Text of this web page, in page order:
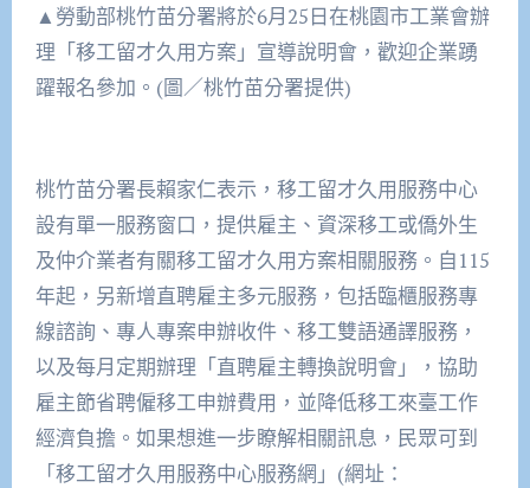
▲勞動部桃竹苗分署將於6月25日在桃園市工業會辦
理「移工留才久用方案」宣導說明會，歡迎企業踴
躍報名參加。(圖／桃竹苗分署提供)
桃竹苗分署長賴家仁表示，移工留才久用服務中心
設有單一服務窗口，提供雇主、資深移工或僑外生
及仲介業者有關移工留才久用方案相關服務。自115
年起，另新增直聘雇主多元服務，包括臨櫃服務專
線諮詢、專人專案申辦收件、移工雙語通譯服務，
以及每月定期辦理「直聘雇主轉換說明會」，協助
雇主節省聘僱移工申辦費用，並降低移工來臺工作
經濟負擔。如果想進一步瞭解相關訊息，民眾可到
「移工留才久用服務中心服務網」(網址：